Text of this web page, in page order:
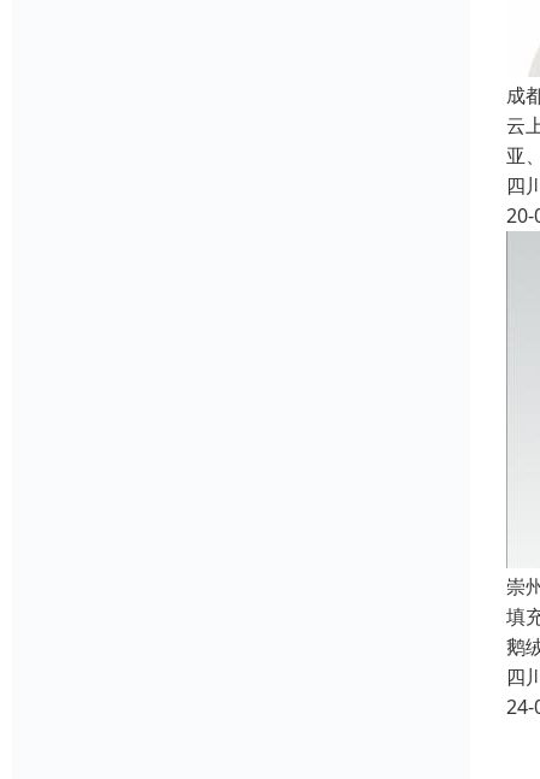
成
云
亚
四
20-
崇
填
鹅
四
24-